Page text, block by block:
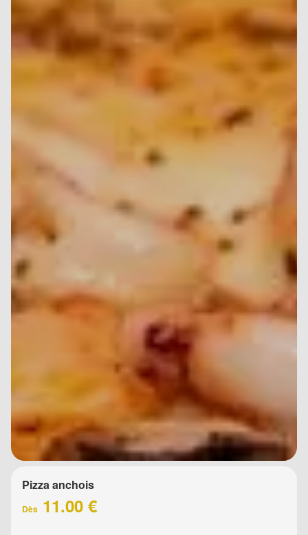
Pizza anchois
Dès 11.00 €